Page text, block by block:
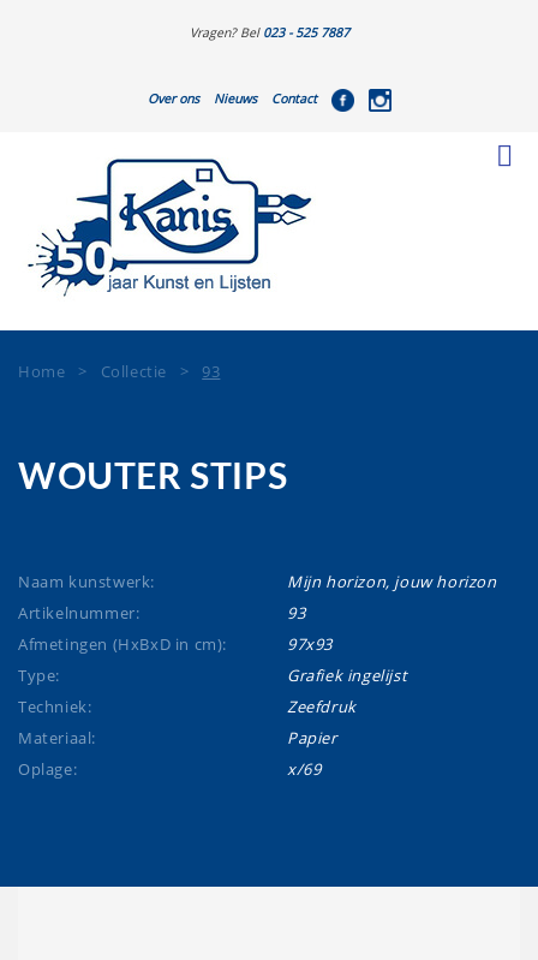
Vragen? Bel 023 - 525 7887
Over ons Nieuws Contact
Home > Collectie > 93
WOUTER STIPS
Naam kunstwerk:
Mijn horizon, jouw horizon
Artikelnummer:
93
Afmetingen (HxBxD in cm):
97x93
Type:
Grafiek ingelijst
Techniek:
Zeefdruk
Materiaal:
Papier
Oplage:
x/69